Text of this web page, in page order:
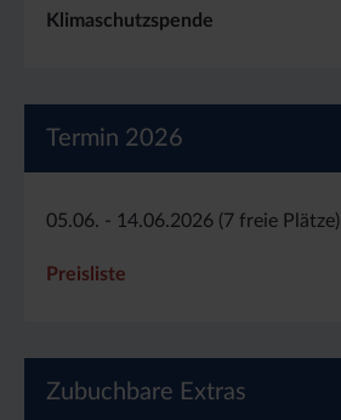
Klimaschutzspende
Termin 2026
05.06. - 14.06.2026 (7 freie Plätze)
Preisliste
Zubuchbare Extras